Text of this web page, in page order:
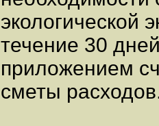
экологической
течение 30
приложением
сметы